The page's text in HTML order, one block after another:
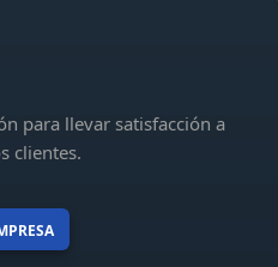
para llevar satisfacción a
clientes.